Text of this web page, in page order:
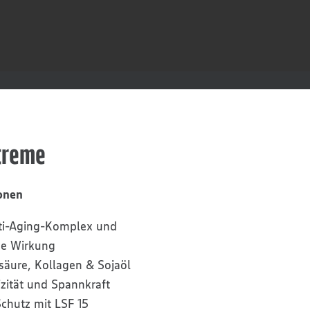
Aging-Komplex und
Wirkung
Kollagen & Sojaöl
und Spannkraft
mit LSF 15